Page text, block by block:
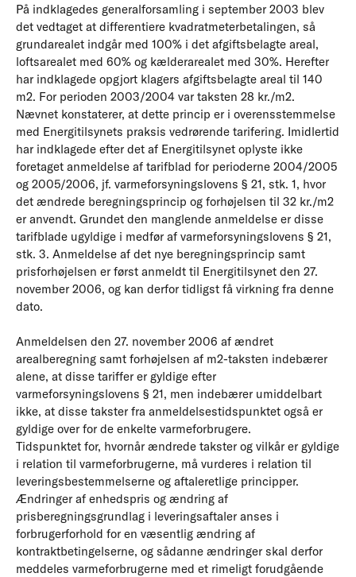
På indklagedes generalforsamling i september 2003 blev
det vedtaget at differentiere kvadratmeterbetalingen, så
grundarealet indgår med 100% i det afgiftsbelagte areal,
loftsarealet med 60% og kælderarealet med 30%. Herefter
har indklagede opgjort klagers afgiftsbelagte areal til 140
m2. For perioden 2003/2004 var taksten 28 kr./m2.
Nævnet konstaterer, at dette princip er i overensstemmelse
med Energitilsynets praksis vedrørende tarifering. Imidlertid
har indklagede efter det af Energitilsynet oplyste ikke
foretaget anmeldelse af tarifblad for perioderne 2004/2005
og 2005/2006, jf. varmeforsyningslovens § 21, stk. 1, hvor
det ændrede beregningsprincip og forhøjelsen til 32 kr./m2
er anvendt. Grundet den manglende anmeldelse er disse
tarifblade ugyldige i medfør af varmeforsyningslovens § 21,
stk. 3. Anmeldelse af det nye beregningsprincip samt
prisforhøjelsen er først anmeldt til Energitilsynet den 27.
november 2006, og kan derfor tidligst få virkning fra denne
dato.
Anmeldelsen den 27. november 2006 af ændret
arealberegning samt forhøjelsen af m2-taksten indebærer
alene, at disse tariffer er gyldige efter
varmeforsyningslovens § 21, men indebærer umiddelbart
ikke, at disse takster fra anmeldelsestidspunktet også er
gyldige over for de enkelte varmeforbrugere.
Tidspunktet for, hvornår ændrede takster og vilkår er gyldige
i relation til varmeforbrugerne, må vurderes i relation til
leveringsbestemmelserne og aftaleretlige principper.
Ændringer af enhedspris og ændring af
prisberegningsgrundlag i leveringsaftaler anses i
forbrugerforhold for en væsentlig ændring af
kontraktbetingelserne, og sådanne ændringer skal derfor
meddeles varmeforbrugerne med et rimeligt forudgående